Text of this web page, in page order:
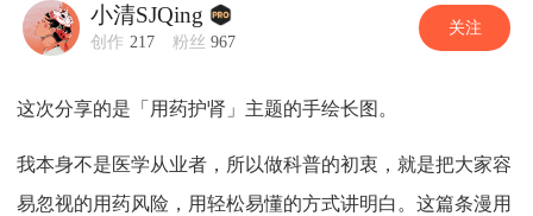
小清SJQing
创作 217 粉丝 967
关注
这次分享的是「用药护肾」主题的手绘长图。
我本身不是医学从业者，所以做科普的初衷，就是把大家容
易忽视的用药风险，用轻松易懂的方式讲明白。这篇条漫用